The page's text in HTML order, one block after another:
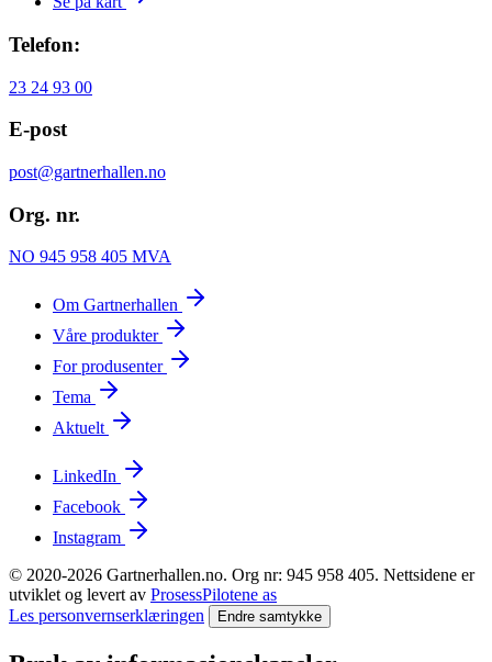
Telefon:
23 24 93 00
E-post
post@gartnerhallen.no
Org. nr.
NO 945 958 405 MVA
Om Gartnerhallen
Våre produkter
For produsenter
Tema
Aktuelt
LinkedIn
Facebook
Instagram
© 2020-2026 Gartnerhallen.no. Org nr: 945 958 405. Nettsidene er
utviklet og levert av ProsessPilotene as
Les personvernserklæringen
Endre samtykke